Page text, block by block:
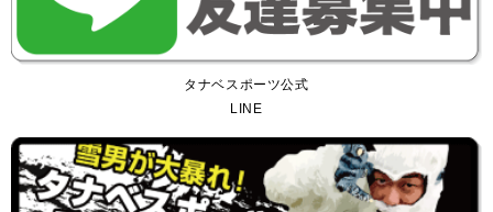
タナベスポーツ公式
LINE